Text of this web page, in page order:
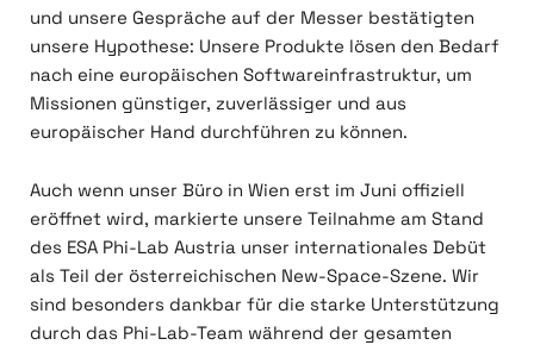
und unsere Gespräche auf der Messer bestätigten
unsere Hypothese: Unsere Produkte lösen den Bedarf
nach eine europäischen Softwareinfrastruktur, um
Missionen günstiger, zuverlässiger und aus
europäischer Hand durchführen zu können.
Auch wenn unser Büro in Wien erst im Juni offiziell
eröffnet wird, markierte unsere Teilnahme am Stand
des ESA Phi-Lab Austria unser internationales Debüt
als Teil der österreichischen New-Space-Szene. Wir
sind besonders dankbar für die starke Unterstützung
durch das Phi-Lab-Team während der gesamten